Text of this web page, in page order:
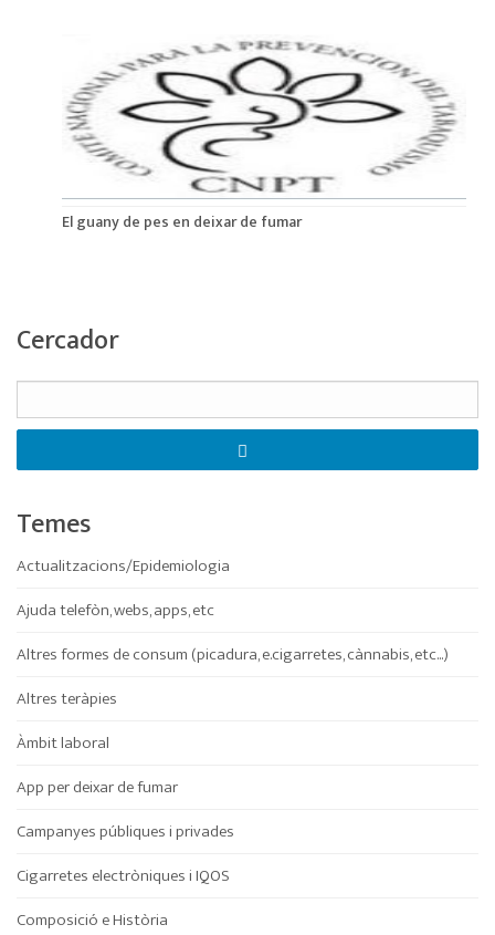
El guany de pes en deixar de fumar
Cercador
Temes
Actualitzacions/Epidemiologia
Ajuda telefòn, webs, apps, etc
Altres formes de consum (picadura, e.cigarretes, cànnabis, etc...)
Altres teràpies
Àmbit laboral
App per deixar de fumar
Campanyes públiques i privades
Cigarretes electròniques i IQOS
Composició e Història